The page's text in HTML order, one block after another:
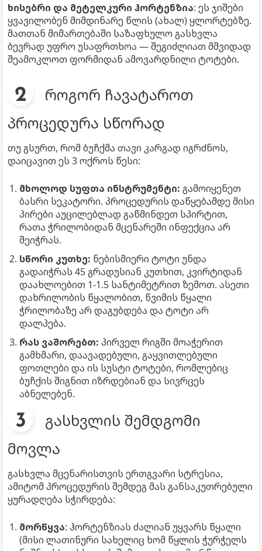
ხისებრი და მეტელკური ჰორტენზია: ეს ჯიშები
ყვავილობენ მიმდინარე წლის (ახალ) ყლორტებზე.
მათთან მიმართებაში საზაფხულო გასხვლა
ბევრად უფრო უსაფრთხოა — შეგიძლიათ მშვიდად
შეამოკლოთ ფორმიდან ამოვარდნილი ტოტები.
როგორ ჩავატაროთ
პროცედურა სწორად
თუ გსურთ, რომ ბუჩქმა თავი კარგად იგრძნოს,
დაიცავით ეს 3 ოქროს წესი:
მხოლოდ სუფთა ინსტრუმენტი: გამოიყენეთ
ბასრი სეკატორი. პროცედურის დაწყებამდე მისი
პირები აუცილებლად გაწმინდეთ სპირტით,
რათა ჭრილობიდან მცენარეში ინფექცია არ
შეიჭრას.
სწორი კუთხე: ნებისმიერი ტოტი უნდა
გადაიჭრას 45 გრადუსიან კუთხით, კვირტიდან
დაახლოებით 1-1.5 სანტიმეტრით ზემოთ. ასეთი
დახრილობის წყალობით, წვიმის წყალი
ჭრილობაზე არ დაგუბდება და ტოტი არ
დალპება.
რას ვაშორებთ: პირველ რიგში მოაჭერით
გამხმარი, დაავადებული, გაყვითლებული
ფოთლები და ის სუსტი ტოტები, რომლებიც
ბუჩქის შიგნით იზრდებიან და სივრცეს
აბნელებენ.
გასხვლის შემდგომი
მოვლა
გასხვლა მცენარისთვის ერთგვარი სტრესია,
ამიტომ პროცედურის შემდეგ მას განსაკუთრებული
ყურადღება სჭირდება:
მორწყვა: ჰორტენზიას ძალიან უყვარს წყალი
(მისი ლათინური სახელიც ხომ წყლის ჭურჭელს